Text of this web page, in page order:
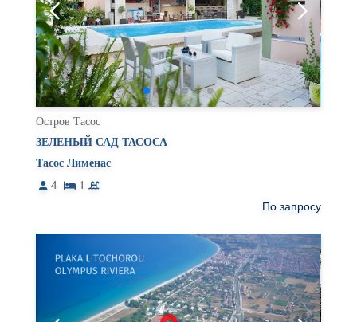
Остров Тасос
ЗЕЛЕНЫЙ САД ТАСОСА
Тасос Лименас
4
1
По запросу